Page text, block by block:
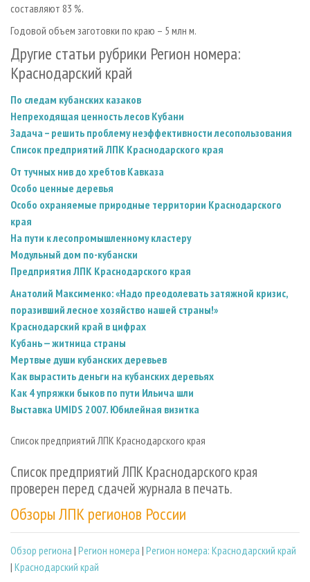
составляют 83 %.
Годовой объем заготовки по краю – 5 млн м.
Другие статьи рубрики Регион номера:
Краснодарский край
По следам кубанских казаков
Непреходящая ценность лесов Кубани
Задача – решить проблему неэффективности лесопользования
Список предприятий ЛПК Краснодарского края
От тучных нив до хребтов Кавказа
Особо ценные деревья
Особо охраняемые природные территории Краснодарского
края
На пути к лесопромышленному кластеру
Модульный дом по-кубански
Предприятия ЛПК Краснодарского края
Анатолий Максименко: «Надо преодолевать затяжной кризис,
поразивший лесное хозяйство нашей страны!»
Краснодарский край в цифрах
Кубань — житница страны
Мертвые души кубанских деревьев
Как вырастить деньги на кубанских деревьях
Как 4 упряжки быков по пути Ильича шли
Выставка UMIDS 2007. Юбилейная визитка
Список предприятий ЛПК Краснодарского края
Список предприятий ЛПК Краснодарского края
проверен перед сдачей журнала в печать.
Обзоры ЛПК регионов России
Обзор региона | Регион номера | Регион номера: Краснодарский край
| Краснодарский край